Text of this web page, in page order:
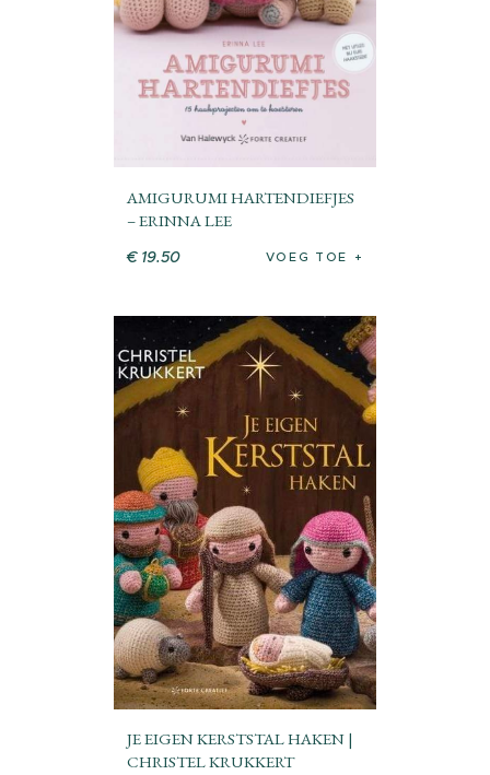
AMIGURUMI HARTENDIEFJES
– ERINNA LEE
€ 19.50 VOEG TOE
JE EIGEN KERSTSTAL HAKEN |
CHRISTEL KRUKKERT